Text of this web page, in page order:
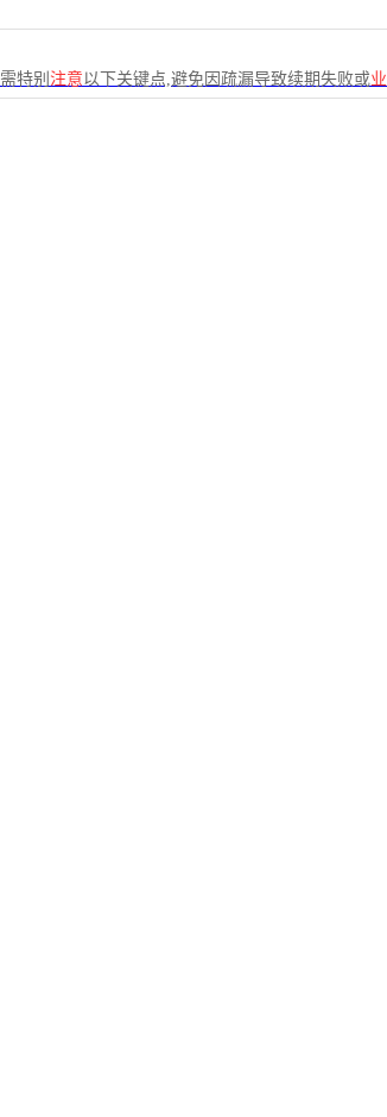
需特别 注意以下关键点,避免因疏漏导致续期失败或业